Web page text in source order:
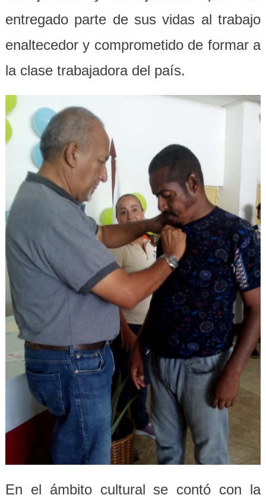
entregado parte de sus vidas al trabajo
enaltecedor y comprometido de formar a
la clase trabajadora del país.
En el ámbito cultural se contó con la